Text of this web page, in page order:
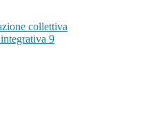
collettiva
9